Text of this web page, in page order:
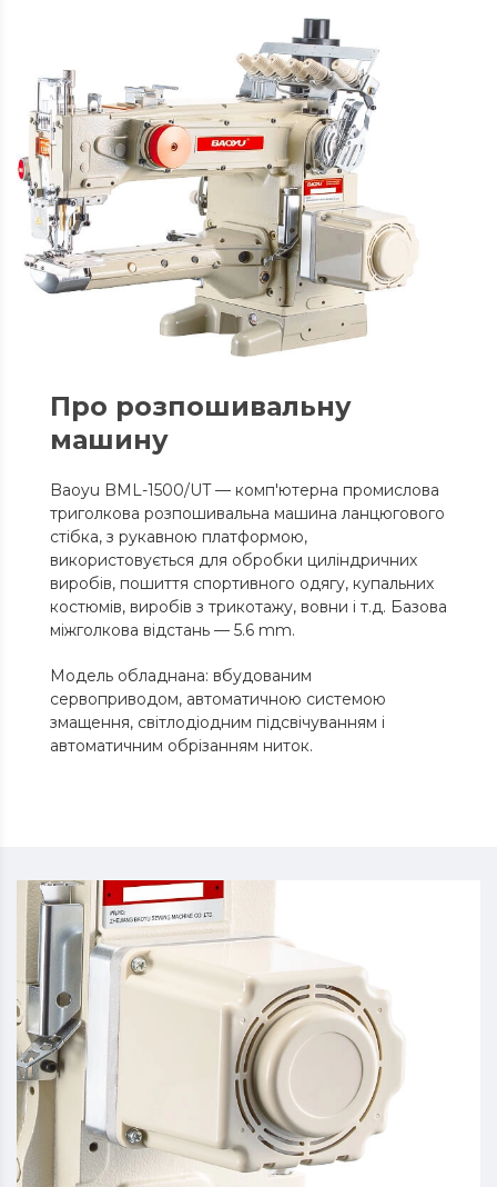
Про розпошивальну
машину
Baoyu BML-1500/UT — комп'ютерна промислова
триголкова розпошивальна машина ланцюгового
стібка, з рукавною платформою,
використовується для обробки циліндричних
виробів, пошиття спортивного одягу, купальних
костюмів, виробів з трикотажу, вовни і т.д. Базова
міжголкова відстань — 5.6 mm.
Модель обладнана: вбудованим
сервоприводом, автоматичною системою
змащення, світлодіодним підсвічуванням і
автоматичним обрізанням ниток.